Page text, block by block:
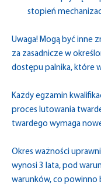
stopień
Uwaga! Mogą być inne
za zasadnicze w
dostępu palnika, które
Każdy egzamin
proces lutowania
twardego wymaga
Okres ważności
wynosi 3 lata, pod
warunków, co powinno